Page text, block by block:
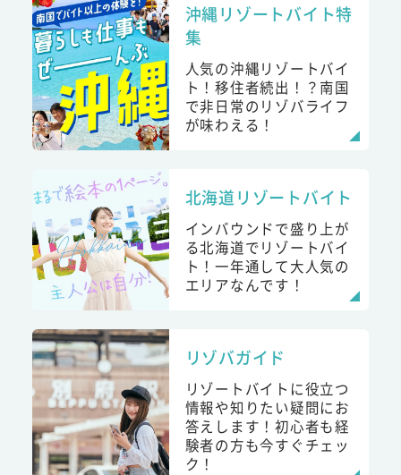
沖縄リゾートバイト特
集
人気の沖縄リゾートバイ
ト！移住者続出！？南国
で非日常のリゾバライフ
が味わえる！
北海道リゾートバイト
インバウンドで盛り上が
る北海道でリゾートバイ
ト！一年通して大人気の
エリアなんです！
リゾバガイド
リゾートバイトに役立つ
情報や知りたい疑問にお
答えします！初心者も経
験者の方も今すぐチェッ
ク！